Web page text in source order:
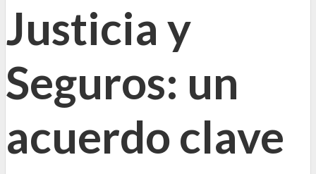
Justicia y
Seguros: un
acuerdo clave